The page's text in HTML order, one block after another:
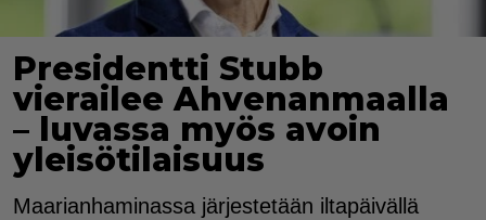
Presidentti Stubb
vierailee Ahvenanmaalla
– luvassa myös avoin
yleisötilaisuus
Maarianhaminassa järjestetään iltapäivällä